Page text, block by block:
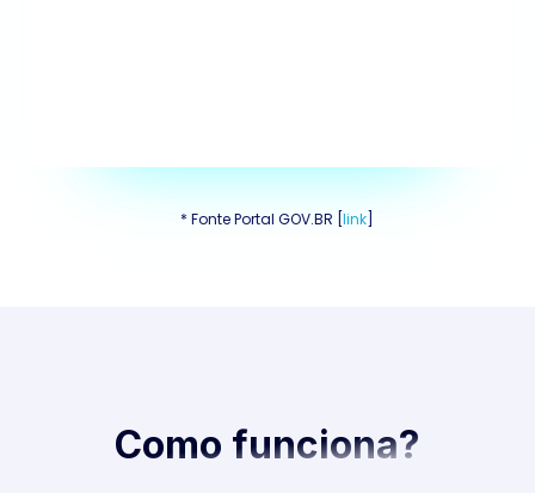
* Fonte Portal GOV.BR [ link]
Como funciona?